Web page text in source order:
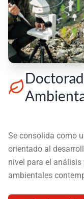
Se consolida como
orientado al
nivel para el
ambientales